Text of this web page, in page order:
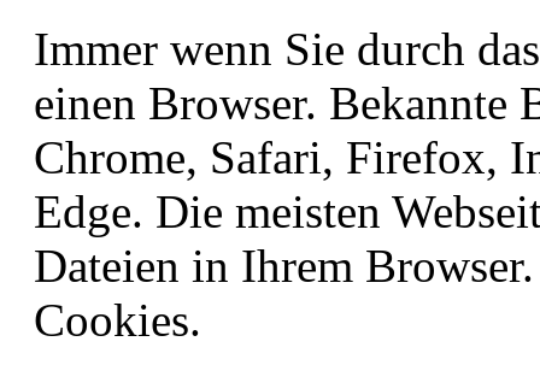
Immer wenn Sie durch
einen Browser. Bekannte
Chrome, Safari, Firefox,
Edge. Die meisten
Dateien in Ihrem
Cookies.